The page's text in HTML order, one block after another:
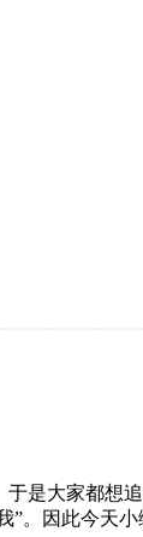
是大家都想
。因此今天